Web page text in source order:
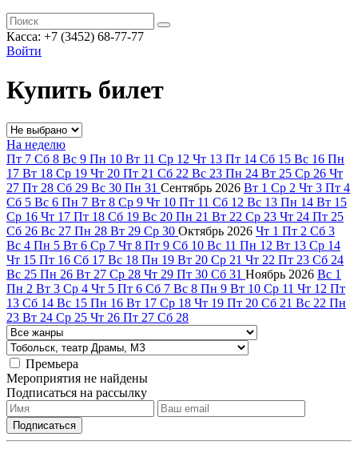
Касса: +7 (3452) 68-77-77
Войти
Купить билет
На неделю
Пт 7 Сб 8 Вс 9 Пн 10 Вт 11 Ср 12 Чт 13 Пт 14 Сб 15 Вс 16 Пн
17 Вт 18 Ср 19 Чт 20 Пт 21 Сб 22 Вс 23 Пн 24 Вт 25 Ср 26 Чт
27 Пт 28 Сб 29 Вс 30 Пн 31 Сентябрь 2026 Вт 1 Ср 2 Чт 3 Пт 4
Сб 5 Вс 6 Пн 7 Вт 8 Ср 9 Чт 10 Пт 11 Сб 12 Вс 13 Пн 14 Вт 15
Ср 16 Чт 17 Пт 18 Сб 19 Вс 20 Пн 21 Вт 22 Ср 23 Чт 24 Пт 25
Сб 26 Вс 27 Пн 28 Вт 29 Ср 30 Октябрь 2026 Чт 1 Пт 2 Сб 3
Вс 4 Пн 5 Вт 6 Ср 7 Чт 8 Пт 9 Сб 10 Вс 11 Пн 12 Вт 13 Ср 14
Чт 15 Пт 16 Сб 17 Вс 18 Пн 19 Вт 20 Ср 21 Чт 22 Пт 23 Сб 24
Вс 25 Пн 26 Вт 27 Ср 28 Чт 29 Пт 30 Сб 31 Ноябрь 2026 Вс 1
Пн 2 Вт 3 Ср 4 Чт 5 Пт 6 Сб 7 Вс 8 Пн 9 Вт 10 Ср 11 Чт 12 Пт
13 Сб 14 Вс 15 Пн 16 Вт 17 Ср 18 Чт 19 Пт 20 Сб 21 Вс 22 Пн
23 Вт 24 Ср 25 Чт 26 Пт 27 Сб 28
Премьера
Мероприятия не найдены
Подписаться на рассылку